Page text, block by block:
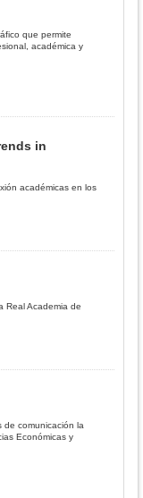
que permite
académica y
in
académicas en los
Real Academia de
de comunicación la
Económicas y